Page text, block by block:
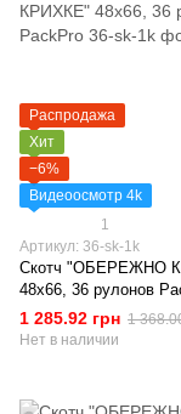
Распродажа
Хит
−6%
Видеоосмотр 4k
1
Артикул: 36-sk-1k
Скотч "ОБЕРЕЖНО
48х66, 36 рулонов
1 285.92 грн 1
Нет в наличии